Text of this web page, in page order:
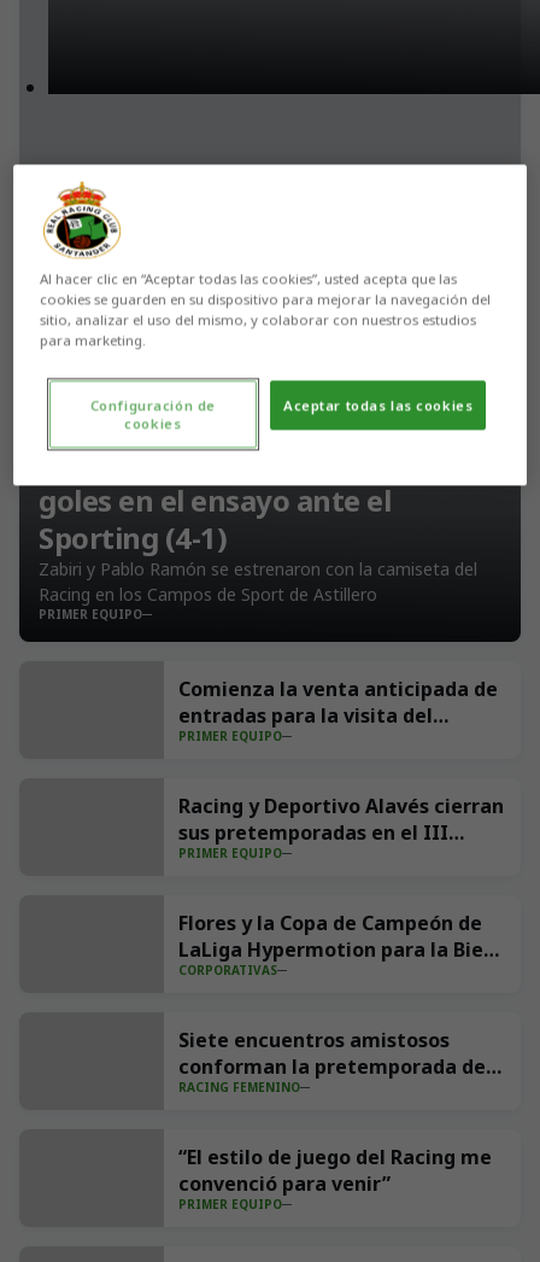
Buenas sensaciones y cuatro
goles en el ensayo ante el
Sporting (4-1)
Zabiri y Pablo Ramón se estrenaron con la camiseta del
Racing en los Campos de Sport de Astillero
PRIMER EQUIPO
Comienza la venta anticipada de
entradas para la visita del
Villarreal CF a los Campos de
PRIMER EQUIPO
Racing y Deportivo Alavés cierran
sus pretemporadas en el III
Trofeo Nando Yosu
PRIMER EQUIPO
Flores y la Copa de Campeón de
LaLiga Hypermotion para la Bien
Aparecida
CORPORATIVAS
Siete encuentros amistosos
conforman la pretemporada del
Racing
RACING FEMENINO
“El estilo de juego del Racing me
convenció para venir”
PRIMER EQUIPO
Al hacer clic en “Aceptar todas las cookies”, usted acepta que las
cookies se guarden en su dispositivo para mejorar la navegación del
sitio, analizar el uso del mismo, y colaborar con nuestros estudios
para marketing.
Aceptar todas las cookies
Configuración de
cookies